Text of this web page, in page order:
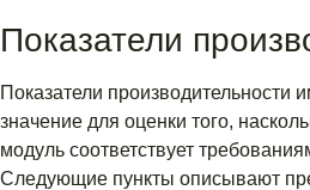
Показатели
Показатели
значение для оценки того,
модуль соответствует
Следующие пункты описывают